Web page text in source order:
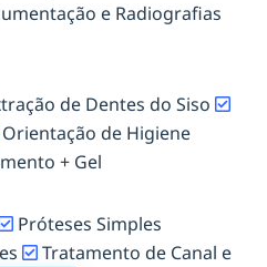
e Radiografias
de Dentes do Siso
Orientação de Higiene
+ Gel
Próteses Simples
Tratamento de Canal e